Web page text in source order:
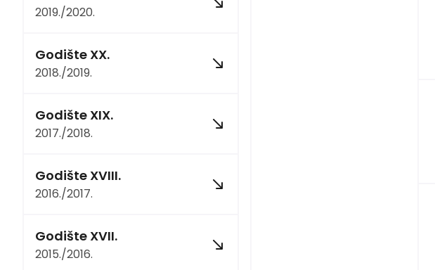
2019./2020.
Godište XX.
2018./2019.
Godište XIX.
2017./2018.
Godište XVIII.
2016./2017.
Godište XVII.
2015./2016.